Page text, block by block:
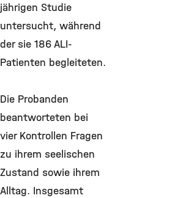
jährigen Studie
untersucht, während
der sie 186 ALI-
Patienten begleiteten.
Die Probanden
beantworteten bei
vier Kontrollen Fragen
zu ihrem seelischen
Zustand sowie ihrem
Alltag. Insgesamt